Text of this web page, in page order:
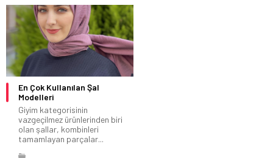
En Çok Kullanılan Şal
Modelleri
Giyim kategorisinin
vazgeçilmez ürünlerinden biri
olan şallar, kombinleri
tamamlayan parçalar...